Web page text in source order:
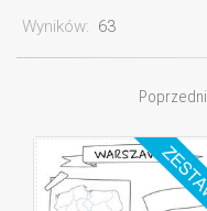
Wyników: 63
Poprzedni